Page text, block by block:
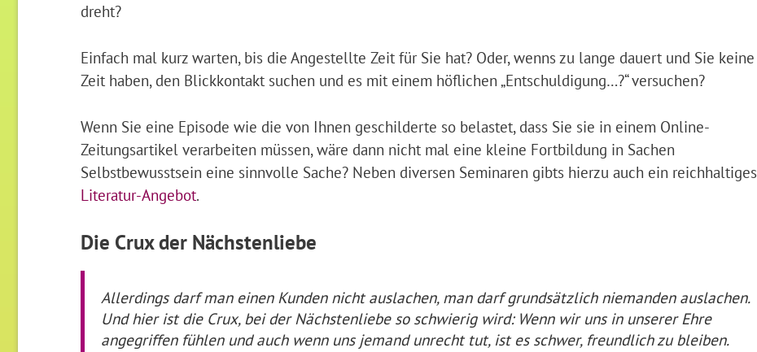
dreht?
Einfach mal kurz warten, bis die Angestellte Zeit für Sie hat? Oder, wenns zu lange dauert und Sie keine
Zeit haben, den Blickkontakt suchen und es mit einem höflichen „Entschuldigung…?“ versuchen?
Wenn Sie eine Episode wie die von Ihnen geschilderte so belastet, dass Sie sie in einem Online-
Zeitungsartikel verarbeiten müssen, wäre dann nicht mal eine kleine Fortbildung in Sachen
Selbstbewusstsein eine sinnvolle Sache? Neben diversen Seminaren gibts hierzu auch ein reichhaltiges
Literatur-Angebot.
Die Crux der Nächstenliebe
Allerdings darf man einen Kunden nicht auslachen, man darf grundsätzlich niemanden auslachen.
Und hier ist die Crux, bei der Nächstenliebe so schwierig wird: Wenn wir uns in unserer Ehre
angegriffen fühlen und auch wenn uns jemand unrecht tut, ist es schwer, freundlich zu bleiben.